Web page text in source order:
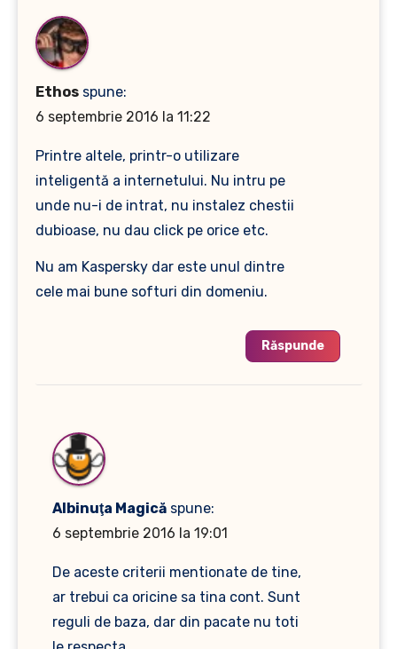
Ethos spune:
6 septembrie 2016 la 11:22
Printre altele, printr-o utilizare
inteligentă a internetului. Nu intru pe
unde nu-i de intrat, nu instalez chestii
dubioase, nu dau click pe orice etc.
Nu am Kaspersky dar este unul dintre
cele mai bune softuri din domeniu.
Răspunde
Albinuţa Magică spune:
6 septembrie 2016 la 19:01
De aceste criterii mentionate de tine,
ar trebui ca oricine sa tina cont. Sunt
reguli de baza, dar din pacate nu toti